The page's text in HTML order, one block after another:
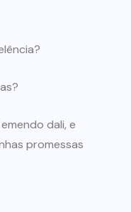
dali, e
promessas